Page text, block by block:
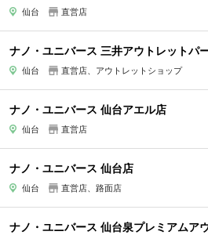
仙台 直営店
ナノ・ユニバース 三井アウトレットパ
仙台 直営店、アウトレットショップ
ナノ・ユニバース 仙台アエル店
仙台 直営店
ナノ・ユニバース 仙台店
仙台 直営店、路面店
ナノ・ユニバース 仙台泉プレミアムア